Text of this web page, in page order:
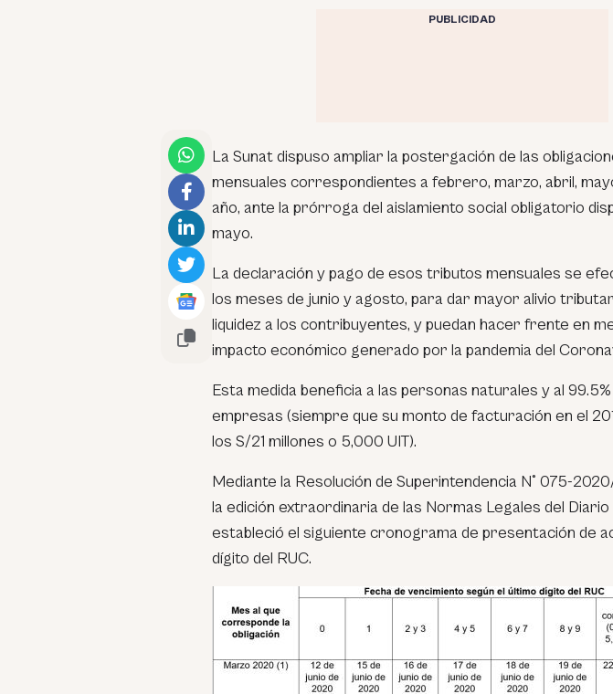
PUBLICIDAD
La Sunat dispuso ampliar la postergación de las
mensuales correspondientes a febrero, marzo, abril,
año, ante la prórroga del aislamiento social obligatorio
mayo.
La declaración y pago de esos tributos mensuales se
los meses de junio y agosto, para dar mayor alivio
liquidez a los contribuyentes, y puedan hacer frente en
impacto económico generado por la pandemia del
Esta medida beneficia a las personas naturales y al
empresas (siempre que su monto de facturación en el
los S/21 millones o 5,000 UIT).
Mediante la Resolución de Superintendencia N° 075-
la edición extraordinaria de las Normas Legales del
estableció el siguiente cronograma de presentación de
dígito del RUC.